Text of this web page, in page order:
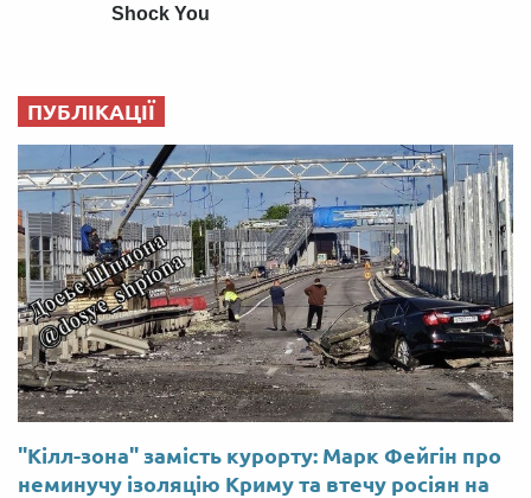
ПУБЛІКАЦІЇ
"Кілл-зона" замість курорту: Марк Фейгін про
неминучу ізоляцію Криму та втечу росіян на